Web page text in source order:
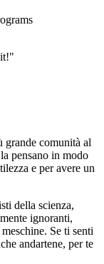
grande comunità al
pensano in modo
e per avere un
della scienza,
ignoranti,
Se ti senti
andartene, per te